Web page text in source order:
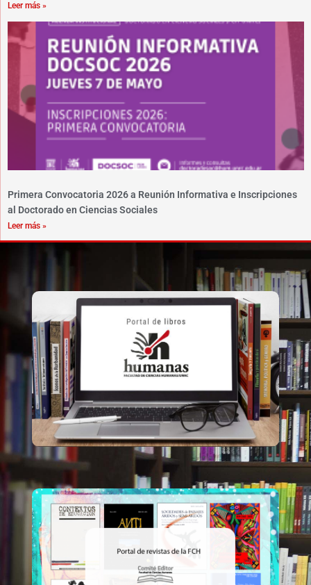
Leer más »
Primera Convocatoria 2026 a Reunión Informativa e Inscripciones
al Doctorado en Ciencias Sociales
Leer más »